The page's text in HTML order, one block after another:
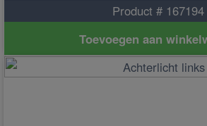
Product # 167194
Toevoegen aan